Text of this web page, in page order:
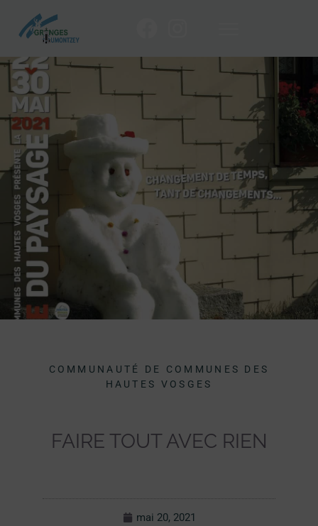
COMMUNAUTÉ DE COMMUNES DES
HAUTES VOSGES
FAIRE TOUT AVEC RIEN
mai 20, 2021